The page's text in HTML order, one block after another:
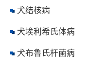
犬结核病
犬埃利希氏体病
犬布鲁氏杆菌病